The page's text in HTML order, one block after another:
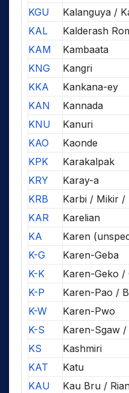
KGU
Kalanguya /
KAL
Kalderash
KAM
Kambaata
KNG
Kangri
KKA
Kankana-ey
KAN
Kannada
KNU
Kanuri
KAO
Kaonde
KPK
Karakalpak
KRY
Karay-a
KRB
Karbi / Mikir /
KAR
Karelian
KA
Karen
K-G
Karen-Geba
K-K
Karen-Geko /
K-P
Karen-Pao /
K-W
Karen-Pwo
K-S
Karen-Sgaw
KS
Kashmiri
KAT
Katu
KAU
Kau Bru /